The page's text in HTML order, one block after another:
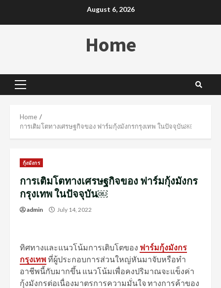
August 6, 2026
Home
Primary
Home
การเติมโตทางเศรษฐกิจของ ฟาร์มกุ้งมังกรกรุงเทพ ในปัจจุบัน￼
กุ้งมังกร
การเติมโตทางเศรษฐกิจของ ฟาร์มกุ้งมังกร
กรุงเทพ ในปัจจุบัน￼
admin July 14, 2022
ทิศทางและแนวโน้มการเติบโตของ ฟาร์มกุ้งมังกร
กรุงเทพ ที่ผู้ประกอบการส่วนใหญ่หันมาจับหรือทำ
อาชีพนี้กับมากขึ้น แนวโน้มเพื่อคงปริมาณจะแข็งค่า
กุ้งมังกรต่อเนื่องมาตรการความมั่นใจ ทางการค้าของ